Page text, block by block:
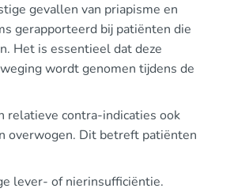
gevallen van priapisme en
gerapporteerd bij patiënten die
Het is essentieel dat deze
wordt genomen tijdens de
relatieve contra-indicaties ook
overwogen. Dit betreft patiënten
lever- of nierinsufficiëntie.